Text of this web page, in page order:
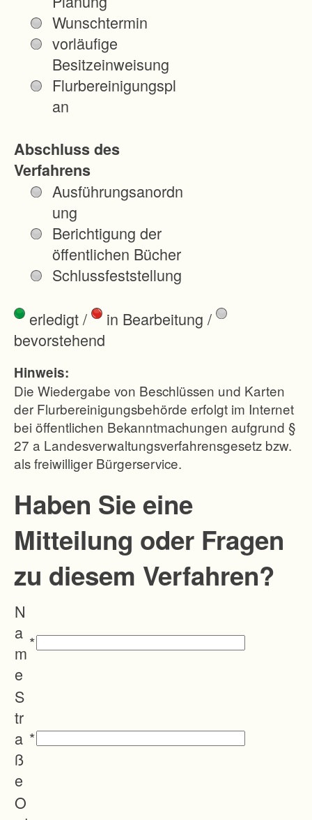
Wunschtermin
vorläufige
Besitzeinweisung
Flurbereinigungspl
an
Abschluss des
Verfahrens
Ausführungsanordn
ung
Berichtigung der
öffentlichen Bücher
Schlussfeststellung
erledigt/ in Bearbeitung /
bevorstehend
Hinweis:
Die Wiedergabe von Beschlüssen und Karten
der Flurbereinigungsbehörde erfolgt im Internet
bei öffentlichen Bekanntmachungen aufgrund §
27 a Landesverwaltungsverfahrensgesetz bzw.
als freiwilliger Bürgerservice.
Haben Sie eine
Mitteilung oder Fragen
zu diesem Verfahren?
N
a
m
e
*
S
tr
a
ß
e
*
O